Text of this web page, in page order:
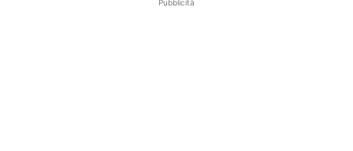
Pubblicità